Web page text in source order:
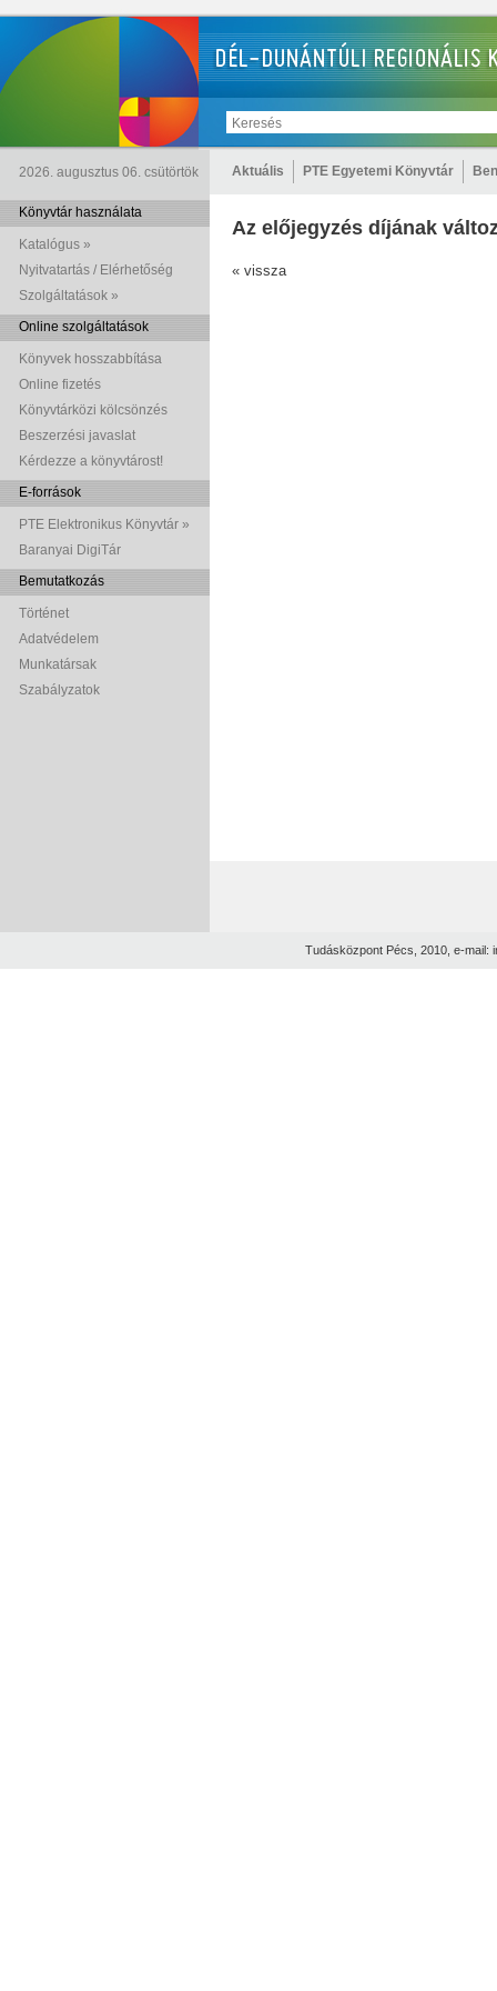
2026. augusztus 06. csütörtök Aktuális PTE Egyetemi Könyvtár
Könyvtár használata
Katalógus »
Nyitvatartás / Elérhetőség
Szolgáltatások »
Online szolgáltatások
Könyvek hosszabbítása
Online fizetés
Könyvtárközi kölcsönzés
Beszerzési javaslat
Kérdezze a könyvtárost!
E-források
PTE Elektronikus Könyvtár »
Baranyai DigiTár
Bemutatkozás
Történet
Adatvédelem
Munkatársak
Szabályzatok
Az előjegyzés díjának
« vissza
Tudásközpont Pécs, 2010, e-mail: